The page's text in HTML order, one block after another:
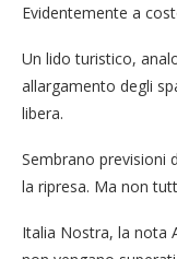
Evidentemente a
Un lido turistico,
allargamento degli
libera.
Sembrano previsioni
la ripresa. Ma non
Italia Nostra, la nota